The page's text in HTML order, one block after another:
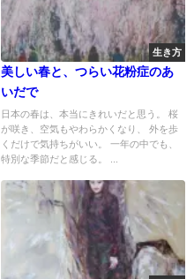
生き方
美しい春と、つらい花粉症のあ
いだで
日本の春は、本当にきれいだと思う。 桜
が咲き、空気もやわらかくなり、 外を歩
くだけで気持ちがいい。 一年の中でも、
特別な季節だと感じる。 ...